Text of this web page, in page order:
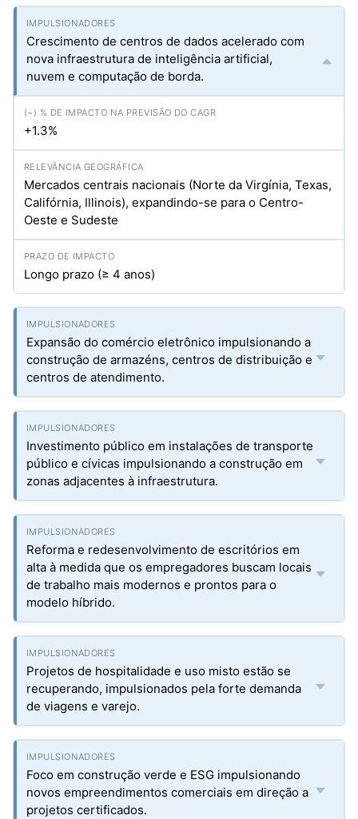
Crescimento de centros de dados acelerado com
nova infraestrutura de inteligência artificial,
nuvem e computação de borda.
+1.3%
Mercados centrais nacionais (Norte da Virgínia, Texas,
Califórnia, Illinois), expandindo-se para o Centro-
Oeste e Sudeste
Longo prazo (≥ 4 anos)
Expansão do comércio eletrônico impulsionando a
construção de armazéns, centros de distribuição e
centros de atendimento.
Investimento público em instalações de transporte
público e cívicas impulsionando a construção em
zonas adjacentes à infraestrutura.
Reforma e redesenvolvimento de escritórios em
alta à medida que os empregadores buscam locais
de trabalho mais modernos e prontos para o
modelo híbrido.
Projetos de hospitalidade e uso misto estão se
recuperando, impulsionados pela forte demanda
de viagens e varejo.
Foco em construção verde e ESG impulsionando
novos empreendimentos comerciais em direção a
projetos certificados.